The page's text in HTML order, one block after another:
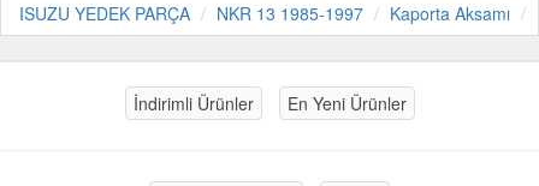
ISUZU YEDEK PARÇA NKR 13 1985-1997 Kaporta Aksamı
İndirimli Ürünler En Yeni Ürünler